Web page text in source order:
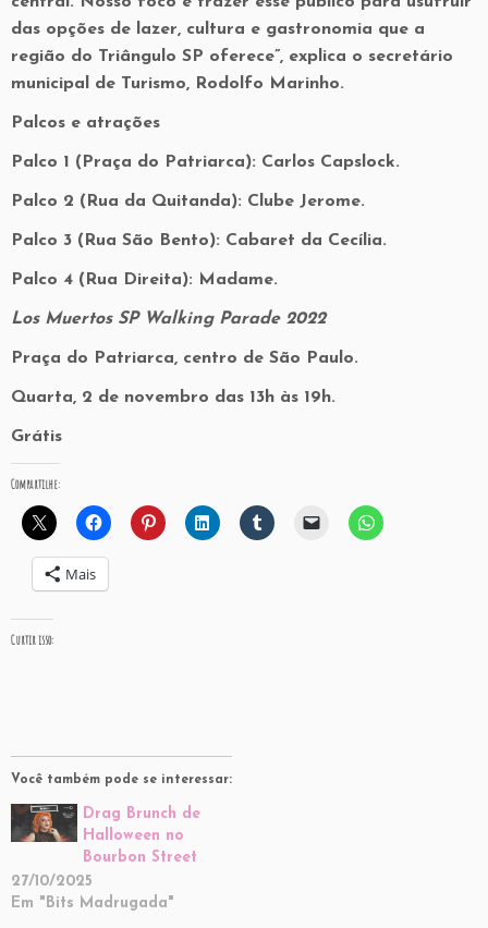
das opções de lazer, cultura e gastronomia que a
região do Triângulo SP oferece”, explica o secretário
municipal de Turismo, Rodolfo Marinho.
Palcos e atrações
Palco 1 (Praça do Patriarca): Carlos Capslock.
Palco 2 (Rua da Quitanda): Clube Jerome.
Palco 3 (Rua São Bento): Cabaret da Cecília.
Palco 4 (Rua Direita): Madame.
Los Muertos SP Walking Parade 2022
Praça do Patriarca, centro de São Paulo.
Quarta, 2 de novembro das 13h às 19h.
Grátis
Compartilhe:
Mais
Curtir isso:
Você também pode se interessar:
Drag Brunch de
Halloween no
Bourbon Street
27/10/2025
Em "Bits Madrugada"